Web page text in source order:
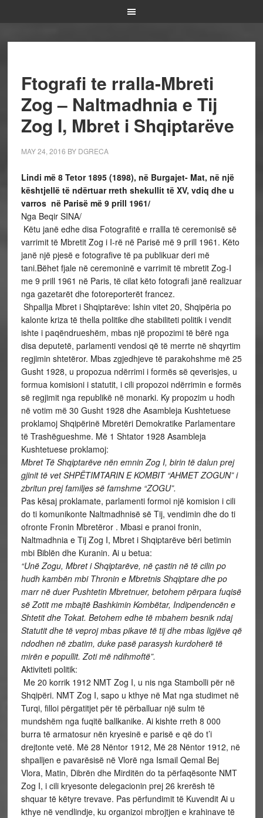
Ftografi te rralla-Mbreti
Zog – Naltmadhnia e Tij
Zog I, Mbret i Shqiptarëve
MAY 24, 2016 BY DGRECA
Lindi më 8 Tetor 1895 (1898), në Burgajet- Mat, në një
kështjellë të ndërtuar rreth shekullit të XV, vdiq dhe u
varros në Parisë më 9 prill 1961/
Nga Beqir SINA/
Këtu janë edhe disa Fotografitë e rrallla të ceremonisë së
varrimit të Mbretit Zog i I-rë në Parisë më 9 prill 1961. Këto
janë një pjesë e fotografive të pa publikuar deri më
tani.Bëhet fjale në ceremoninë e varrimit të mbretit Zog-I
me 9 prill 1961 në Paris, të cilat këto fotografi janë realizuar
nga gazetarët dhe fotoreporterët francez.
Shpallja Mbret i Shqiptarëve: Ishin vitet 20, Shqipëria po
kalonte kriza të thella politike dhe stabiliteti politik i vendit
ishte i paqëndrueshëm, mbas një propozimi të bërë nga
disa deputetë, parlamenti vendosi që të merrte në shqyrtim
regjimin shtetëror. Mbas zgjedhjeve të parakohshme më 25
Gusht 1928, u propozua ndërrimi i formës së qeverisjes, u
formua komisioni i statutit, i cili propozoi ndërrimin e formës
së regjimit nga republikë në monarki. Ky propozim u hodh
në votim më 30 Gusht 1928 dhe Asambleja Kushtetuese
proklamoj Shqipërinë Mbretëri Demokratike Parlamentare
të Trashëgueshme. Më 1 Shtator 1928 Asambleja
Kushtetuese proklamoj:
Mbret Të Shqiptarëve nën emnin Zog I, birin të dalun prej
gjinit të vet SHPËTIMTARIN E KOMBIT “AHMET ZOGUN” i
zbritun prej familjes së famshme “ZOGU”.
Pas kësaj proklamate, parlamenti formoi një komision i cili
do ti komunikonte Naltmadhnisë së Tij, vendimin dhe do ti
ofronte Fronin Mbretëror . Mbasi e pranoi fronin,
Naltmadhnia e Tij Zog I, Mbret i Shqiptarëve bëri betimin
mbi Biblën dhe Kuranin. Ai u betua:
“Unë Zogu, Mbret i Shqiptarëve, në çastin në të cilin po
hudh kambën mbi Thronin e Mbretnis Shqiptare dhe po
marr në duer Pushtetin Mbretnuer, betohem përpara fuqisë
së Zotit me mbajtë Bashkimin Kombëtar, Indipendencën e
Shtetit dhe Tokat. Betohem edhe të mbahem besnik ndaj
Statutit dhe të veproj mbas pikave të tij dhe mbas ligjëve që
ndodhen në zbatim, duke pasë parasysh kurdoherë të
mirën e popullit. Zoti më ndihmoftë”.
Aktiviteti politik:
Me 20 korrik 1912 NMT Zog I, u nis nga Stambolli për në
Shqipëri. NMT Zog I, sapo u kthye në Mat nga studimet në
Turqi, filloi përgatitjet për të përballuar një sulm të
mundshëm nga fuqitë ballkanike. Ai kishte rreth 8 000
burra të armatosur nën kryesinë e parisë e që do t’i
drejtonte vetë. Më 28 Nëntor 1912, Më 28 Nëntor 1912, në
shpalljen e pavarësisë në Vlorë nga Ismail Qemal Bej
Vlora, Matin, Dibrën dhe Mirditën do ta përfaqësonte NMT
Zog I, i cili kryesonte delegacionin prej 26 krerësh të
shquar të këtyre trevave. Pas përfundimit të Kuvendit Ai u
kthye në vendlindje, ku organizoi mbrojtjen e krahinave të